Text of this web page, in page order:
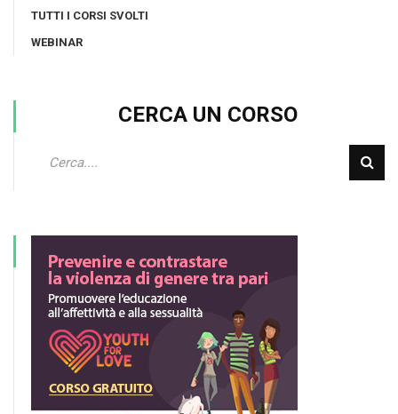
TUTTI I CORSI SVOLTI
WEBINAR
CERCA UN CORSO